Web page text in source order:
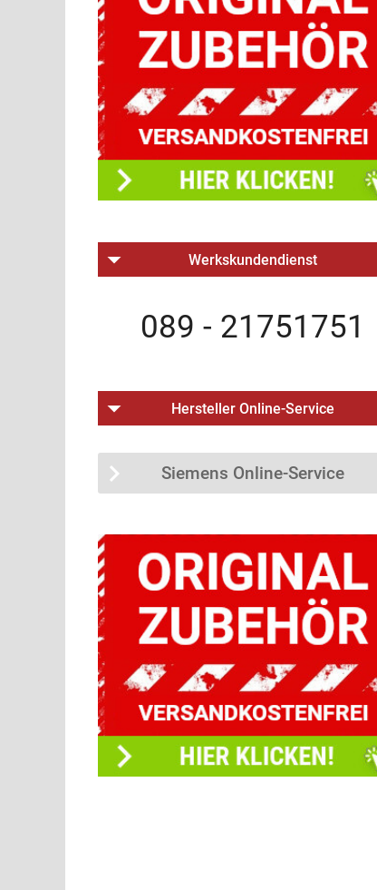
Werkskundendienst
089 - 21751751
Hersteller Online-Service
Siemens Online-Service